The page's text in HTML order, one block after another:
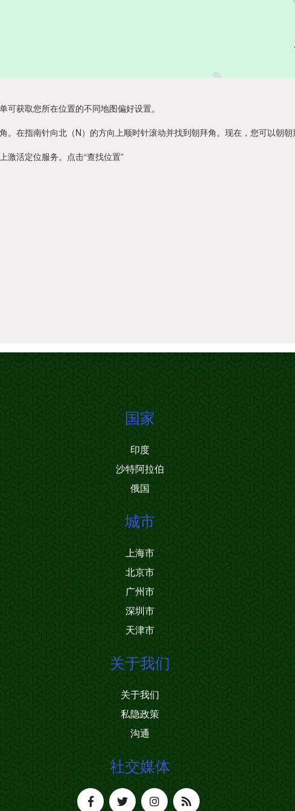
获取您所在位置的不同地图偏好设置。
在指南针向北（N）的方向上顺时针滚动并找到朝拜角。现在，您可以朝朝
激活定位服务。点击“查找位置”
国家
印度
沙特阿拉伯
俄国
城市
上海市
北京市
广州市
深圳市
天津市
关于我们
关于我们
私隐政策
沟通
社交媒体